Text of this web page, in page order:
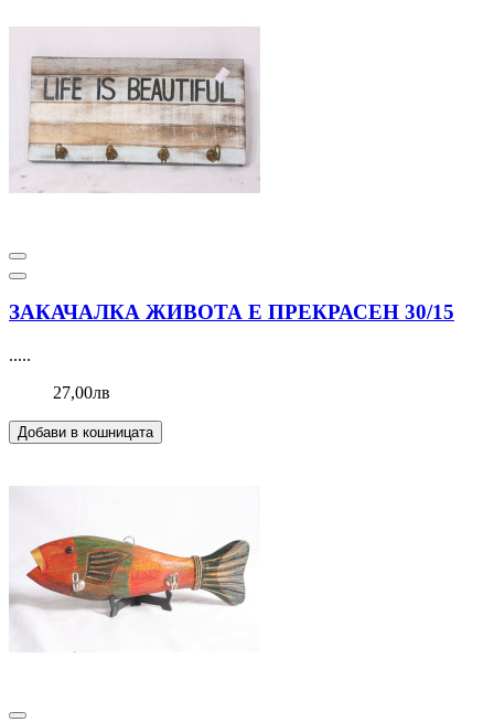
ЗАКАЧАЛКА ЖИВОТА Е ПРЕКРАСЕН 30/15
.....
27,00лв
Добави в кошницата